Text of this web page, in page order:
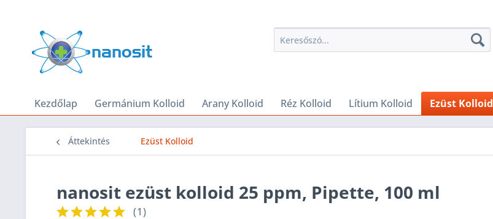
Kezdőlap Germánium Kolloid Arany Kolloid Réz Kolloid Lítium Kolloid Ezüst Kolloid
Áttekintés Ezüst Kolloid
nanosit ezüst kolloid 25 ppm, Pipette, 100 ml
(1)